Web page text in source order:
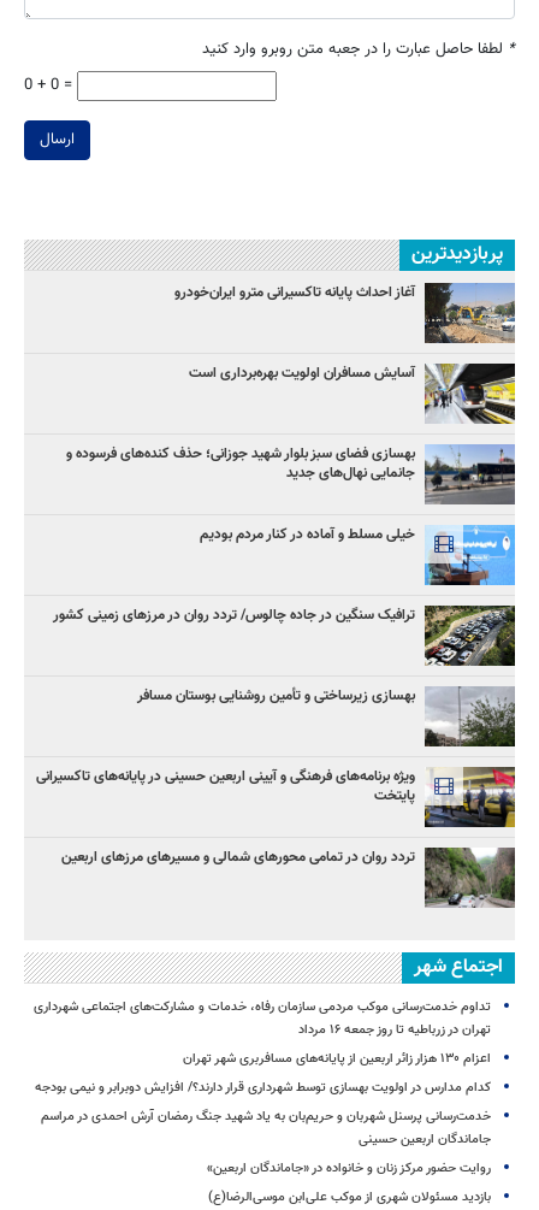
* لطفا حاصل عبارت را در جعبه متن روبرو وارد کنید
0 + 0 =
ارسال
پربازدیدترین
آغاز احداث پایانه تاکسیرانی مترو ایران‌خودرو
آسایش مسافران اولویت بهره‌برداری است
بهسازی فضای سبز بلوار شهید جوزانی؛ حذف کنده‌های فرسوده و
جانمایی نهال‌های جدید
خیلی مسلط و آماده در کنار مردم بودیم
ترافیک سنگین در جاده چالوس/ تردد روان در مرزهای زمینی کشور
بهسازی زیرساختی و تأمین روشنایی بوستان مسافر
ویژه برنامه‌های فرهنگی و آیینی اربعین حسینی در پایانه‌های تاکسیرانی
پایتخت
تردد روان در تمامی محورهای شمالی و مسیرهای مرزهای اربعین
اجتماع شهر
تداوم خدمت‌رسانی موکب مردمی سازمان رفاه، خدمات و مشارکت‌های اجتماعی شهرداری
تهران در زرباطیه تا روز جمعه ۱۶ مرداد
اعزام ۱۳۰ هزار زائر اربعین از پایانه‌های مسافربری شهر تهران
کدام مدارس در اولویت بهسازی توسط شهرداری قرار دارند؟/ افزایش دوبرابر و نیمی بودجه
خدمت‌رسانی پرسنل شهربان و حریم‌بان به یاد شهید جنگ رمضان آرش احمدی در مراسم
جاماندگان اربعین حسینی
روایت حضور مرکز زنان و خانواده در «جاماندگان اربعین»
بازدید مسئولان شهری از موکب علی‌ابن موسی‌الرضا(ع)